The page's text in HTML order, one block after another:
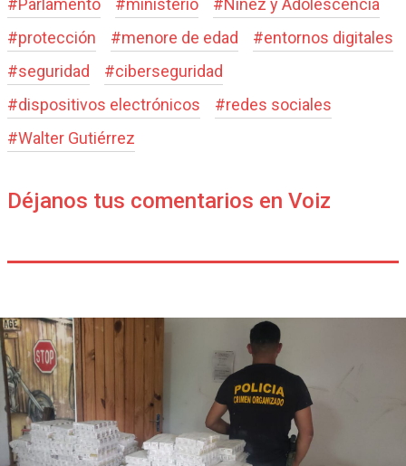
#Parlamento #ministerio #Niñez y Adolescencia
#protección #menore de edad #entornos digitales
#seguridad #ciberseguridad
#dispositivos electrónicos #redes sociales
#Walter Gutiérrez
Déjanos tus comentarios en Voiz